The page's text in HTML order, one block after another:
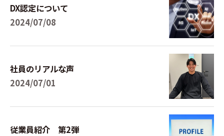
DX認定について
2024/07/08
社員のリアルな声
2024/07/01
従業員紹介 第2弾